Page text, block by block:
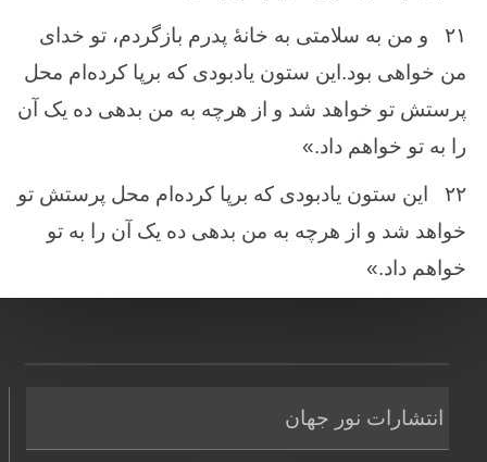
۲۱
و من ‌به ‌سلامتی به ‌خانهٔ پدرم‌ بازگردم‌، تو خدای
من‌ خواهی بود.این‌ ستون‌ یادبودی كه ‌برپا كرده‌ام‌ محل
‌پرستش ‌تو خواهد شد و از هرچه ‌به‌ من ‌بدهی ده‌ یک ‌آن‌
را به ‌تو خواهم ‌داد.»
۲۲
این‌ ستون‌ یادبودی كه ‌برپا كرده‌ام‌ محل ‌پرستش ‌تو
خواهد شد و از هرچه ‌به‌ من ‌بدهی ده‌ یک ‌آن‌ را به ‌تو
خواهم ‌داد.»
انتشارات نور جهان